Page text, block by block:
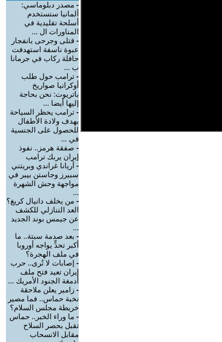
- مصدر دبلوماسي:
ألمانيا ستستخدم
أسلحة تقليدية في
المناورات ال ...
- قتلى وجرحى بانفجار
عبوة ناسفة استهدفت
حافلة ركاب في جرمانا
ب ...
- ترامب حول طلب
أوكرانيا صواريخ
باتريوت: نحن بحاجة
إليها أيضا ...
- ترامب يحظر السياحة
بهدف ولادة الأطفال
للحصول على الجنسية
في ...
- صفقة هرمز.. نفوذ
إيران يربك ترامب
- أريانا غراندي وبريتني
سبيرز وجاستن بيبر في
مواجهة وحش الشهرة
...
- من يخلف دانيال كريغ؟
العد التنازلي للكشف
عن جيمس بوند الجديد
...
- بعد صدمة سبتة.. ما
أكبر تحدٍّ يواجه أوروبا
في ملف الهجرة؟
- إصابات لا تُرى.. حرب
إيران تعيد فتح ملف
أدمغة الجنود الأمريك ...
- زامير يعلن ملاحقة
نخبة حماس.. فما مصير
خريطة مجلس السلام؟
- ما وراء الخبر.. حماس
تقبل بحصر السلاح
مقابل الانسحاب